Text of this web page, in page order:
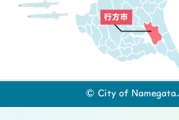
© City of Namegata.